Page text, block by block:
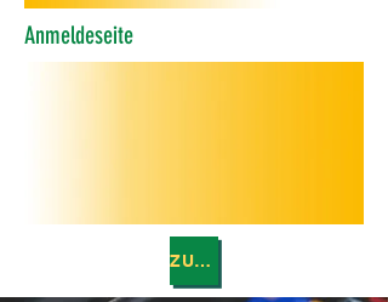
Anmeldeseite
ZURÜCK